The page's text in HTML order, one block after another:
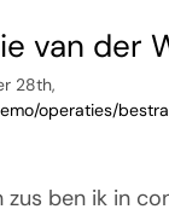
van der
28th,
operaties/
zus ben ik in